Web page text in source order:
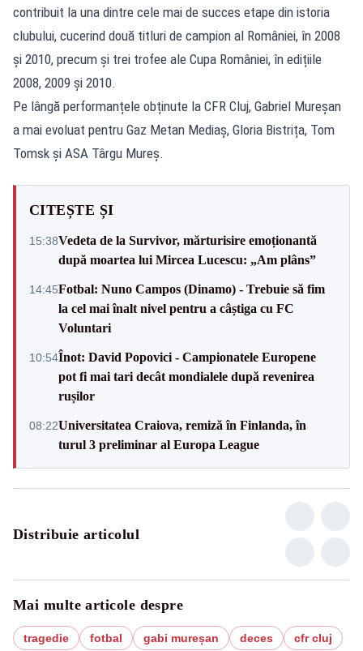
contribuit la una dintre cele mai de succes etape din istoria
clubului, cucerind două titluri de campion al României, în 2008
și 2010, precum și trei trofee ale Cupa României, în edițiile
2008, 2009 și 2010.
Pe lângă performanțele obținute la CFR Cluj, Gabriel Mureșan
a mai evoluat pentru Gaz Metan Mediaș, Gloria Bistrița, Tom
Tomsk și ASA Târgu Mureș.
CITEȘTE ȘI
15:38Vedeta de la Survivor, mărturisire emoționantă
după moartea lui Mircea Lucescu: „Am plâns”
14:45Fotbal: Nuno Campos (Dinamo) - Trebuie să fim
la cel mai înalt nivel pentru a câștiga cu FC
Voluntari
10:54Înot: David Popovici - Campionatele Europene
pot fi mai tari decât mondialele după revenirea
rușilor
08:22Universitatea Craiova, remiză în Finlanda, în
turul 3 preliminar al Europa League
Distribuie articolul
Mai multe articole despre
tragedie fotbal gabi mureșan deces cfr cluj